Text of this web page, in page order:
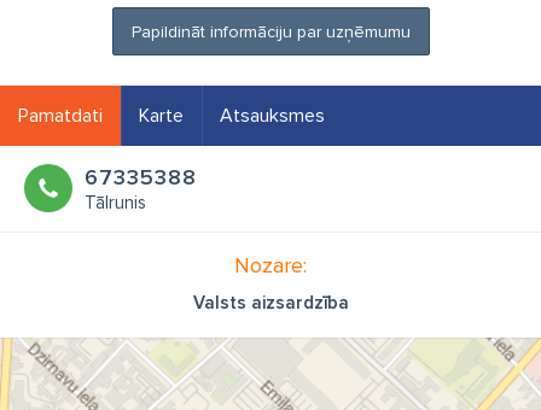
Papildināt informāciju par uzņēmumu
Pamatdati Karte Atsauksmes
67335388
Tālrunis
Nozare:
Valsts aizsardzība